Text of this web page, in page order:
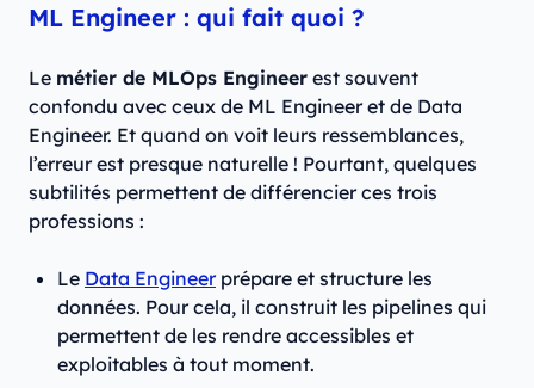
ML Engineer : qui fait quoi ?
Le métier de MLOps Engineer est souvent
confondu avec ceux de ML Engineer et de Data
Engineer. Et quand on voit leurs ressemblances,
l’erreur est presque naturelle ! Pourtant, quelques
subtilités permettent de différencier ces trois
professions :
Le Data Engineerprépare et structure les
données. Pour cela, il construit les pipelines qui
permettent de les rendre accessibles et
exploitables à tout moment.